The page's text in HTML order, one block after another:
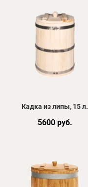
Кадка из липы, 15 л.
5600 руб.